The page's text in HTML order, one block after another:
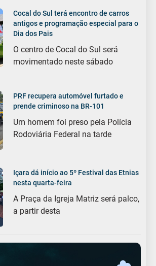
Cocal do Sul terá encontro de carros
antigos e programação especial para o
Dia dos Pais
O centro de Cocal do Sul será
movimentado neste sábado
PRF recupera automóvel furtado e
prende criminoso na BR-101
Um homem foi preso pela Polícia
Rodoviária Federal na tarde
Içara dá início ao 5º Festival das Etnias
nesta quarta-feira
A Praça da Igreja Matriz será palco,
a partir desta